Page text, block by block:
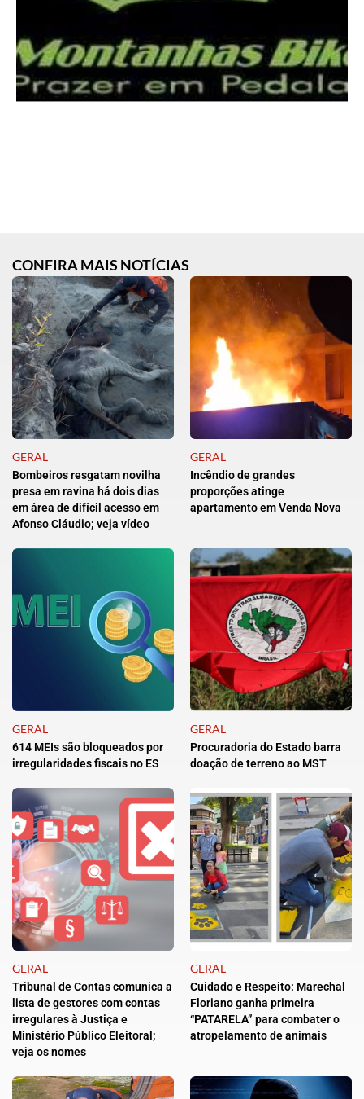
CONFIRA MAIS NOTÍCIAS
GERAL
Bombeiros resgatam novilha
presa em ravina há dois dias
em área de difícil acesso em
Afonso Cláudio; veja vídeo
GERAL
Incêndio de grandes
proporções atinge
apartamento em Venda Nova
GERAL
614 MEIs são bloqueados por
irregularidades fiscais no ES
GERAL
Procuradoria do Estado barra
doação de terreno ao MST
GERAL
Tribunal de Contas comunica a
lista de gestores com contas
irregulares à Justiça e
Ministério Público Eleitoral;
veja os nomes
GERAL
Cuidado e Respeito: Marechal
Floriano ganha primeira
“PATARELA” para combater o
atropelamento de animais